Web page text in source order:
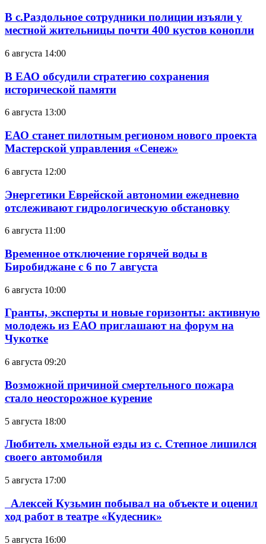
В с.Раздольное сотрудники полиции изъяли у
местной жительницы почти 400 кустов конопли
6 августа 14:00
В ЕАО обсудили стратегию сохранения
исторической памяти
6 августа 13:00
ЕАО станет пилотным регионом нового проекта
Мастерской управления «Сенеж»
6 августа 12:00
Энергетики Еврейской автономии ежедневно
отслеживают гидрологическую обстановку
6 августа 11:00
Временное отключение горячей воды в
Биробиджане с 6 по 7 августа
6 августа 10:00
Гранты, эксперты и новые горизонты: активную
молодежь из ЕАО приглашают на форум на
Чукотке
6 августа 09:20
Возможной причиной смертельного пожара
стало неосторожное курение
5 августа 18:00
Любитель хмельной езды из с. Степное лишился
своего автомобиля
5 августа 17:00
Алексей Кузьмин побывал на объекте и оценил
ход работ в театре «Кудесник»
5 августа 16:00